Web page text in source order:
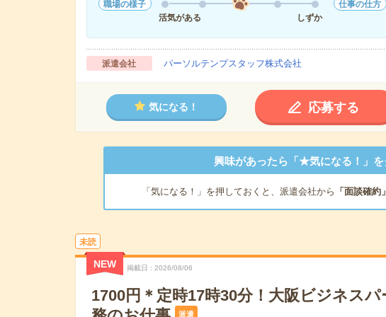
職場の様子
活気がある
しずか
仕事の仕方
派遣会社 パーソルテンプスタッフ株式会社
気になる！ 応募する
興味があったら「★気になる！」を
「気になる！」を押しておくと、派遣会社から 「面談確約
未読
NEW 掲載日 2026/08/06
1700円＊定時17時30分！大阪ビジネス
派遣